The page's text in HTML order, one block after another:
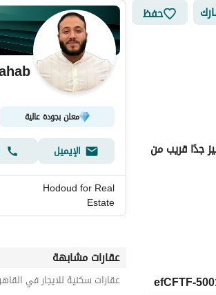
حفظ
معلن بجودة عالية
الإيميل
Hodoud for Real
Estate
عقارات مشابهة
عقارات سكنية للايجار في